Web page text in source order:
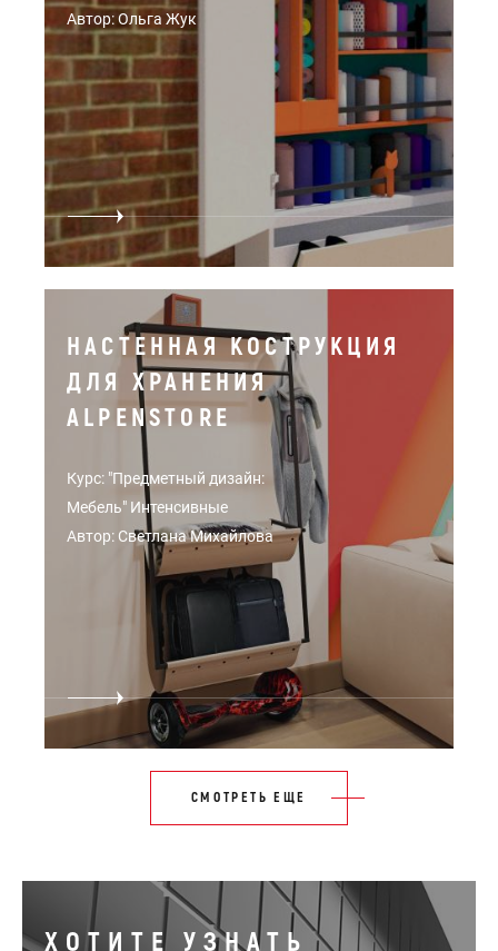
Автор: Ольга Жук
НАСТЕННАЯ КОСТРУКЦИЯ
ДЛЯ ХРАНЕНИЯ
ALPENSTORE
Курс: "Предметный дизайн:
Мебель" Интенсивные
Автор: Светлана Михайлова
СМОТРЕТЬ ЕЩЕ
ХОТИТЕ УЗНАТЬ